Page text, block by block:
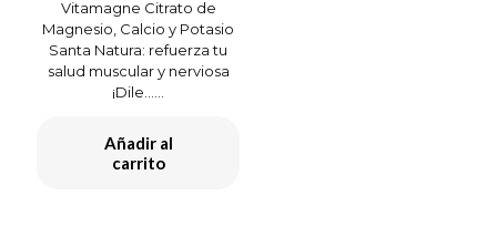
de 5
original
era:
S/ 99.00.
es:
S/ 74.25.
Vitamagne Citrato de
Magnesio, Calcio y Potasio
Santa Natura: refuerza tu
salud muscular y nerviosa
¡Dile…...
Añadir al
carrito